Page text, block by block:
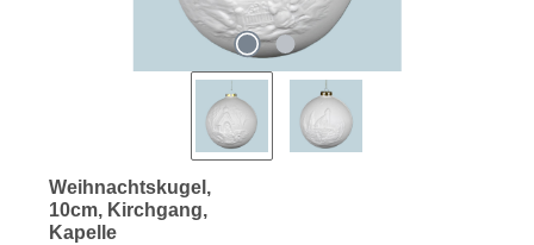
Weihnachtskugel,
10cm, Kirchgang,
Kapelle